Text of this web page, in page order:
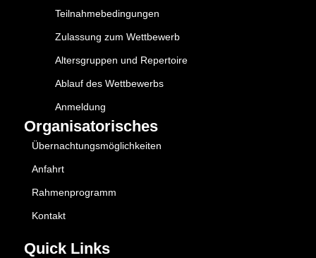
Teilnahmebedingungen
Zulassung zum Wettbewerb
Altersgruppen und Repertoire
Ablauf des Wettbewerbs
Anmeldung
Organisatorisches
Übernachtungsmöglichkeiten
Anfahrt
Rahmenprogramm
Kontakt
Quick Links